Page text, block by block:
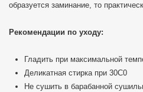
образуется заминание, то
Рекомендации по уходу:
Гладить при максимальной
Деликатная стирка при 30С0
Не сушить в барабанной